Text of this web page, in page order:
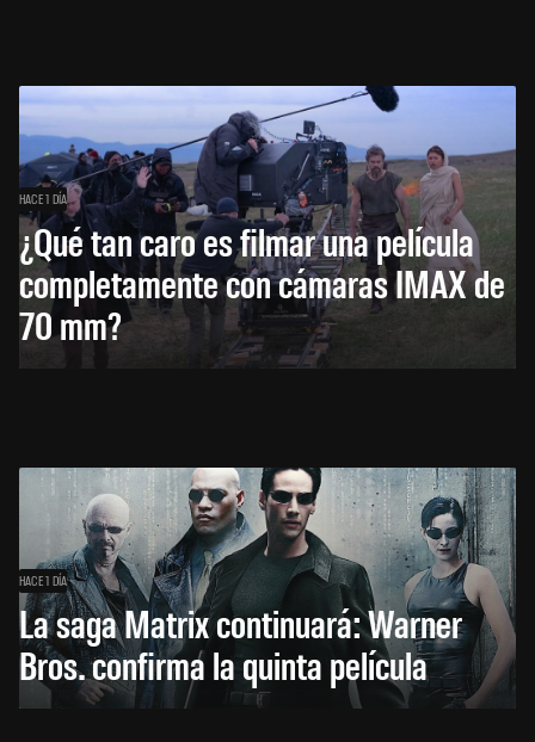
HACE 1 DÍA
¿Qué tan caro es filmar una película
completamente con cámaras IMAX de
70 mm?
HACE 1 DÍA
La saga Matrix continuará: Warner
Bros. confirma la quinta película